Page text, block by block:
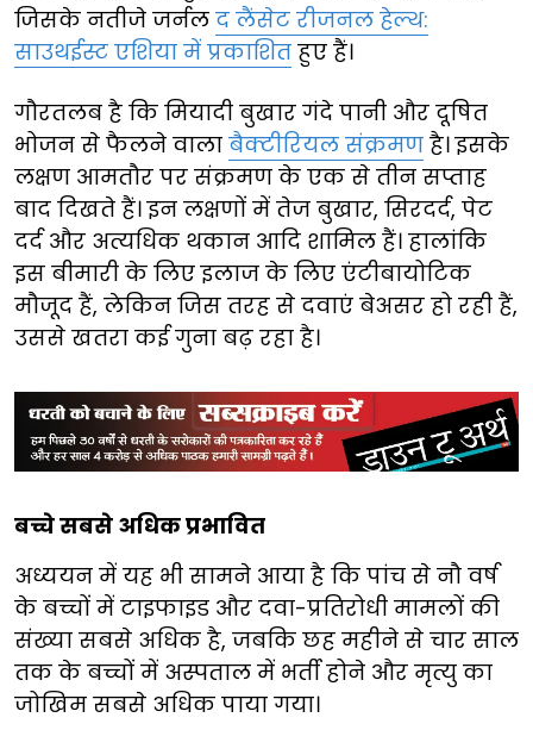
जिसके नतीजे जर्नल द लैंसेट रीजनल हेल्थ:
साउथईस्ट एशिया में प्रकाशित हुए हैं।
गौरतलब है कि मियादी बुखार गंदे पानी और दूषित
भोजन से फैलने वाला बैक्टीरियल संक्रमण है। इसके
लक्षण आमतौर पर संक्रमण के एक से तीन सप्ताह
बाद दिखते हैं। इन लक्षणों में तेज बुखार, सिरदर्द, पेट
दर्द और अत्यधिक थकान आदि शामिल हैं। हालांकि
इस बीमारी के लिए इलाज के लिए एंटीबायोटिक
मौजूद हैं, लेकिन जिस तरह से दवाएं बेअसर हो रही हैं,
उससे खतरा कई गुना बढ़ रहा है।
बच्चे सबसे अधिक प्रभावित
अध्ययन में यह भी सामने आया है कि पांच से नौ वर्ष
के बच्चों में टाइफाइड और दवा-प्रतिरोधी मामलों की
संख्या सबसे अधिक है, जबकि छह महीने से चार साल
तक के बच्चों में अस्पताल में भर्ती होने और मृत्यु का
जोखिम सबसे अधिक पाया गया।